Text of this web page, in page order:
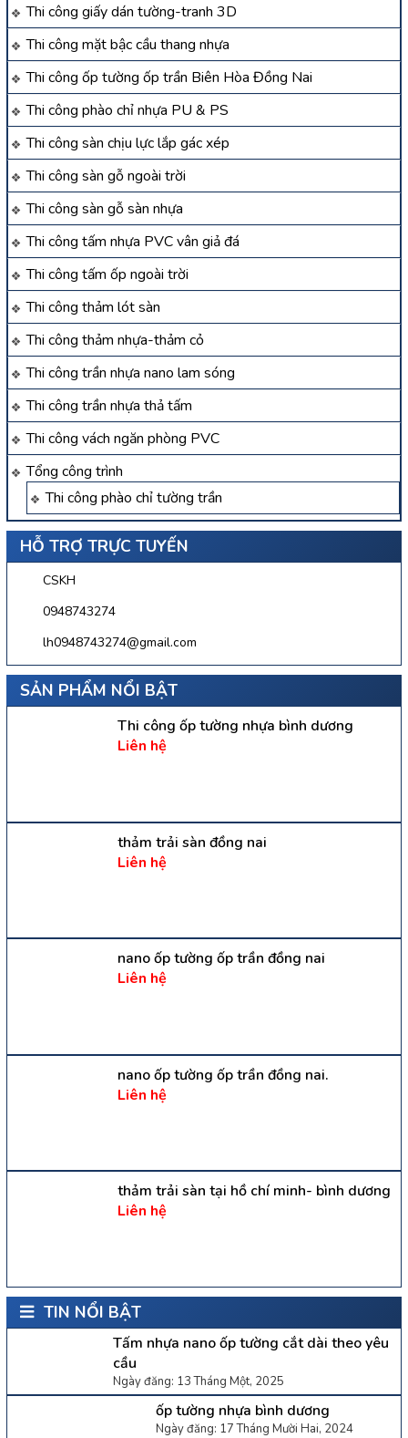
Thi công giấy dán tường-tranh 3D
Thi công mặt bậc cầu thang nhựa
Thi công ốp tường ốp trần Biên Hòa Đồng Nai
Thi công phào chỉ nhựa PU & PS
Thi công sàn chịu lực lắp gác xép
Thi công sàn gỗ ngoài trời
Thi công sàn gỗ sàn nhựa
Thi công tấm nhựa PVC vân giả đá
Thi công tấm ốp ngoài trời
Thi công thảm lót sàn
Thi công thảm nhựa-thảm cỏ
Thi công trần nhựa nano lam sóng
Thi công trần nhựa thả tấm
Thi công vách ngăn phòng PVC
Tổng công trình
Thi công phào chỉ tường trần
HỖ TRỢ TRỰC TUYẾN
CSKH
0948743274
lh0948743274@gmail.com
SẢN PHẨM NỔI BẬT
Thi công ốp tường nhựa bình dương
Liên hệ
thảm trải sàn đồng nai
Liên hệ
nano ốp tường ốp trần đồng nai
Liên hệ
nano ốp tường ốp trần đồng nai.
Liên hệ
thảm trải sàn tại hồ chí minh- bình dương
Liên hệ
TIN NỔI BẬT
Tấm nhựa nano ốp tường cắt dài theo yêu
cầu
Ngày đăng: 13 Tháng Một, 2025
ốp tường nhựa bình dương
Ngày đăng: 17 Tháng Mười Hai, 2024